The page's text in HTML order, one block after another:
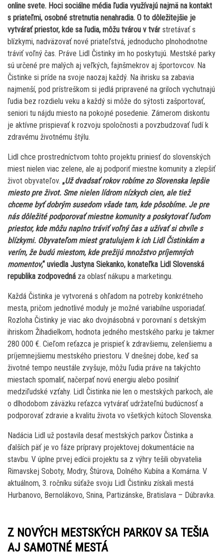
online svete. Hoci sociálne média ľudia využívajú najmä na kontakt
s priateľmi, osobné stretnutia nenahradia. O to dôležitejšie je
vytvárať priestor, kde sa ľudia, môžu tvárou v tvár stretávať s
blízkymi, nadväzovať nové priateľstvá, jednoducho plnohodnotne
tráviť voľný čas. Práve Lidl Čistinky im ho poskytujú. Mestské parky
sú určené pre malých aj veľkých, fajnšmekrov aj športovcov. Na
Čistinke si príde na svoje naozaj každý. Na ihrisku sa zabavia
najmenší, pod prístreškom si jedlá pripravené na griloch vychutnajú
ľudia bez rozdielu veku a každý si môže do sýtosti zašportovať,
seniori tu nájdu miesto na pokojné posedenie. Zámerom diskontu
je aktívne prispievať k rozvoju spoločnosti a povzbudzovať ľudí k
zdravému životnému štýlu.
Lidl chce prostredníctvom tohto projektu priniesť do slovenských
miest nielen viac zelene, ale aj podporiť miestne komunity a zlepšiť
život obyvateľov. „Už dvadsať rokov robíme zo Slovenska lepšie
miesto pre život. Sme nielen lídrom nízkych cien, ale tiež
chceme byť dobrým susedom všade tam, kde pôsobíme. Je pre
nás dôležité podporovať miestne komunity a poskytovať ľuďom
priestor, kde môžu naplno tráviť voľný čas a užívať si chvíle s
blízkymi. Obyvateľom miest gratulujem k ich Lidl Čistinkám a
verím, že budú miestom, kde prežijú množstvo príjemných
momentov,“ uviedla Justyna Siekanko, konateľka Lidl Slovenská
republika zodpovedná za oblasť nákupu a marketingu.
Každá Čistinka je vytvorená s ohľadom na potreby konkrétneho
mesta, pričom jednotlivé moduly je možné variabilne usporiadať.
Rozloha Čistinky je viac ako dvojnásobná v porovnaní s detským
ihriskom Žihadielkom, hodnota jedného mestského parku je takmer
280 000 €. Cieľom reťazca je prispieť k zdravšiemu, zelenšiemu a
príjemnejšiemu mestského priestoru. V dnešnej dobe, keď sa
životné tempo neustále zvyšuje, môžu ľudia práve na takýchto
miestach spomaliť, načerpať novú energiu alebo posilniť
medziľudské vzťahy. Lidl Čistinka nie len o mestských parkoch, ale
o dlhodobom záväzku reťazca vytvárať udržateľnú budúcnosť a
podporovať zdravie a kvalitu života vo všetkých kútoch Slovenska.
Nadácia Lidl už postavila desať mestských parkov Čistinka a
ďalších päť je vo fáze prípravy projektovej dokumentácie na
stavbu. V úplne prvej edícii projektu sa z výhry tešili obyvatelia
Rimavskej Soboty, Modry, Štúrova, Dolného Kubína a Komárna. V
aktuálnom, 3. ročníku súťaže svoju Lidl Čistinku získali mestá
Hurbanovo, Bernolákovo, Snina, Partizánske, Bratislava – Dúbravka.
Z NOVÝCH MESTSKÝCH PARKOV SA TEŠIA
AJ SAMOTNÉ MESTÁ